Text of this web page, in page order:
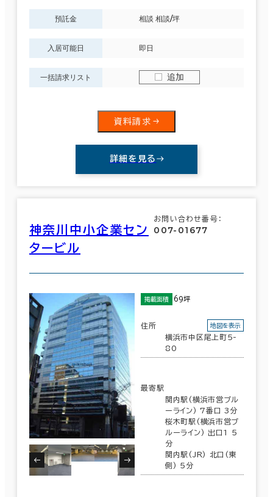
預託金 相談 相談/坪
入居可能日 即日
一括請求リスト 追加
資料請求
詳細を見る
神奈川中小企業セン
タービル
お問い合わせ番号：
007-01677
掲載面積 69坪
住所
横浜市中区尾上町5-
80
地図を表示
最寄駅
関内駅(横浜市営ブル
ーライン) 7番口 3分
桜木町駅(横浜市営ブ
ルーライン) 出口1 5
分
関内駅(JR) 北口(東
側) 5分
1フロア面積100坪以上
該当数
763室
(277棟)